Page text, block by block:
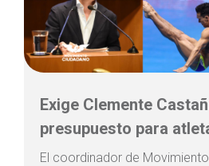
Exige Clemente
presupuesto para
El coordinador de